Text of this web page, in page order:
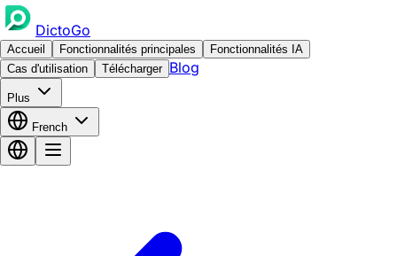
DictoGo
Accueil Fonctionnalités principales
Fonctionnalités IA
Cas d'utilisation
Télécharger Blog
Plus
French